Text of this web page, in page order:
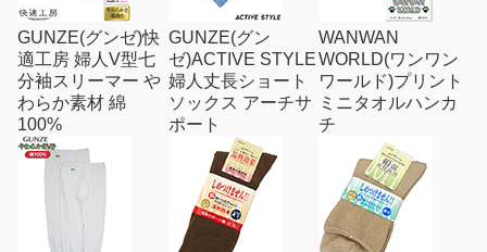
GUNZE(グンゼ)快
適工房 婦人V型七
分袖スリーマー や
わらか素材 綿
100%
GUNZE(グン
ゼ)ACTIVE STYLE
婦人丈長ショート
ソックス アーチサ
ポート
WANWAN
WORLD(ワンワン
ワールド)プリント
ミニタオルハンカ
チ